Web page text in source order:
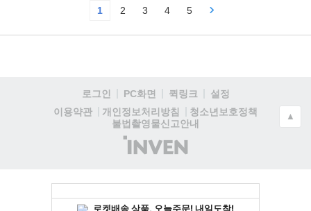
1 2 3 4 5
로그인 PC화면 퀵링크
설정
이용약관
개인정보처리방침
청소년보호정책
불법촬영물신고안내
(주)
인
▲